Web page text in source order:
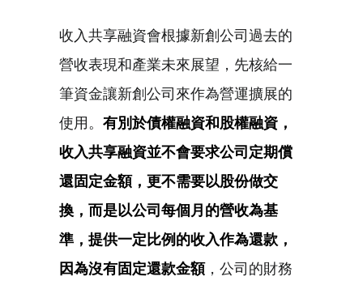
收入共享融資會根據新創公司過去的
營收表現和產業未來展望，先核給一
筆資金讓新創公司來作為營運擴展的
使用。 有別於債權融資和股權融資，
收入共享融資並不會要求公司定期償
還固定金額，更不需要以股份做交
換，而是以公司每個月的營收為基
準，提供一定比例的收入作為還款，
因為沒有固定還款金額，公司的財務